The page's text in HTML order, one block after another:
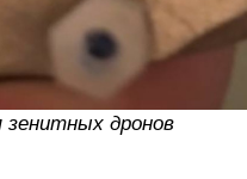
дронов